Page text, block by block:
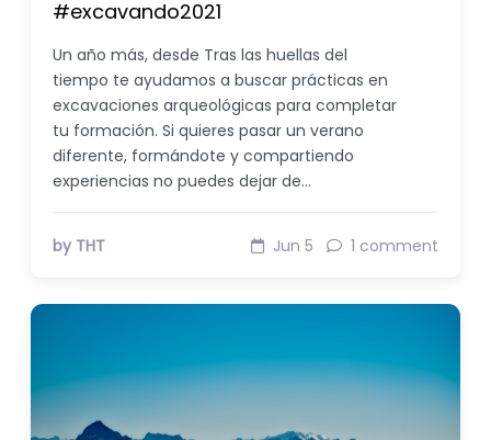
#excavando2021
Un año más, desde Tras las huellas del
tiempo te ayudamos a buscar prácticas en
excavaciones arqueológicas para completar
tu formación. Si quieres pasar un verano
diferente, formándote y compartiendo
experiencias no puedes dejar de…
by THT Jun 5 1 comment